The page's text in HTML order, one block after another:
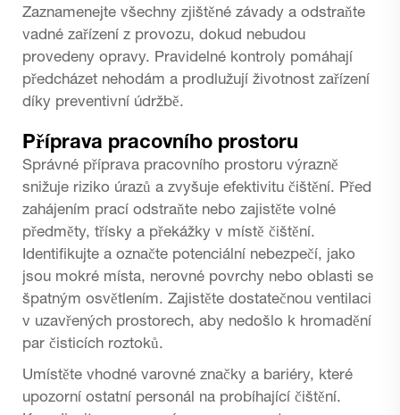
Zaznamenejte všechny zjištěné závady a odstraňte
vadné zařízení z provozu, dokud nebudou
provedeny opravy. Pravidelné kontroly pomáhají
předcházet nehodám a prodlužují životnost zařízení
díky preventivní údržbě.
Příprava pracovního prostoru
Správné příprava pracovního prostoru výrazně
snižuje riziko úrazů a zvyšuje efektivitu čištění. Před
zahájením prací odstraňte nebo zajistěte volné
předměty, třísky a překážky v místě čištění.
Identifikujte a označte potenciální nebezpečí, jako
jsou mokré místa, nerovné povrchy nebo oblasti se
špatným osvětlením. Zajistěte dostatečnou ventilaci
v uzavřených prostorech, aby nedošlo k hromadění
par čisticích roztoků.
Umístěte vhodné varovné značky a bariéry, které
upozorní ostatní personál na probíhající čištění.